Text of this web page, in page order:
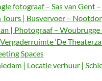
fotograaf – Sas van Gent
Tours | Busvervoer –
| Photograaf –
‘De
Spaces
| Locatie verhuur |